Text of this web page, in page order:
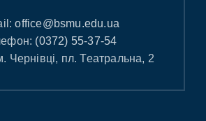
office@bsmu.edu.ua
(0372) 55-37-54
Чернівці, пл. Театральна, 2